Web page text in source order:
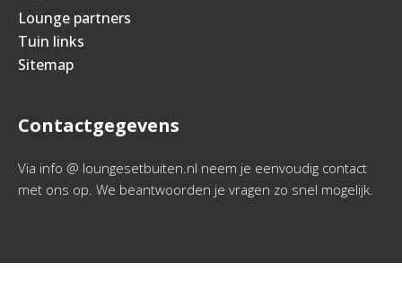
Lounge partners
Tuin links
Sitemap
Contactgegevens
Via info @ loungesetbuiten.nl neem je eenvoudig contact
met ons op. We beantwoorden je vragen zo snel mogelijk.